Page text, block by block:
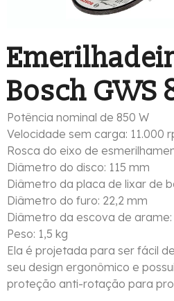
Bosch GWS
Potência nominal de 850 W
Velocidade sem carga: 11.000
Rosca do eixo de
Diâmetro do disco: 115 mm
Diâmetro da placa de lixar de
Diâmetro do furo: 22,2 mm
Diâmetro da escova de arame:
Peso: 1,5 kg
Ela é projetada para ser fácil
seu design ergonômico e
proteção anti-rotação para